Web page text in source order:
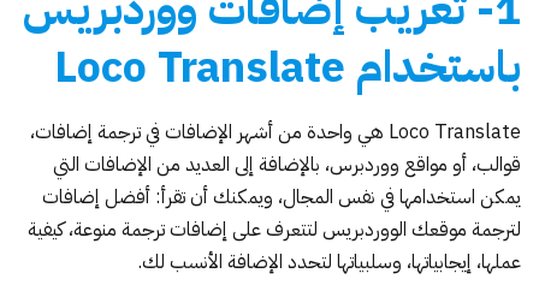
باستخدام Loco Translate
Loco Translate هي واحدة من أشهر الإضافات في ترجمة إضافات،
قوالب، أو مواقع ووردبرس، بالإضافة إلى العديد من الإضافات التي
يمكن استخدامها في نفس المجال، ويمكنك أن تقرأ: أفضل إضافات
لترجمة موقعك الووردبريس لتتعرف على إضافات ترجمة منوعة، كيفية
عملها، إيجابياتها، وسلبياتها لتحدد الإضافة الأنسب لك.